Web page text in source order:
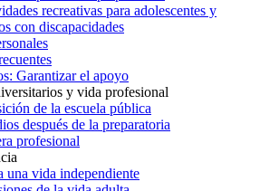
recreativas para adolescentes y
con discapacidades
Garantizar el apoyo
y vida profesional
de la escuela pública
después de la preparatoria
profesional
una vida independiente